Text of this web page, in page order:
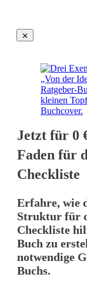
Jetzt für 0
Faden für
Checkliste
Erfahre, wie
Struktur für
Checkliste
Buch zu
notwendige
Buchs.